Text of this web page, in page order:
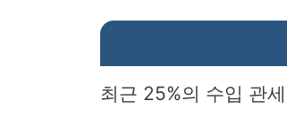
최근 25%의 수입 관